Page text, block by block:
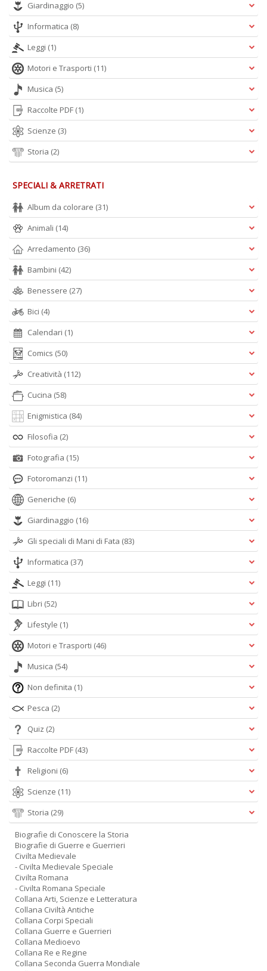
Giardinaggio (5)
Informatica (8)
Leggi (1)
Motori e Trasporti (11)
Musica (5)
Raccolte PDF (1)
Scienze (3)
Storia (2)
SPECIALI & ARRETRATI
Album da colorare (31)
Animali (14)
Arredamento (36)
Bambini (42)
Benessere (27)
Bici (4)
Calendari (1)
Comics (50)
Creatività (112)
Cucina (58)
Enigmistica (84)
Filosofia (2)
Fotografia (15)
Fotoromanzi (11)
Generiche (6)
Giardinaggio (16)
Gli speciali di Mani di Fata (83)
Informatica (37)
Leggi (11)
Libri (52)
Lifestyle (1)
Motori e Trasporti (46)
Musica (54)
Non definita (1)
Pesca (2)
Quiz (2)
Raccolte PDF (43)
Religioni (6)
Scienze (11)
Storia (29)
Biografie di Conoscere la Storia
Biografie di Guerre e Guerrieri
Civilta Medievale
- Civilta Medievale Speciale
Civilta Romana
- Civilta Romana Speciale
Collana Arti, Scienze e Letteratura
Collana Civiltà Antiche
Collana Corpi Speciali
Collana Guerre e Guerrieri
Collana Medioevo
Collana Re e Regine
Collana Seconda Guerra Mondiale